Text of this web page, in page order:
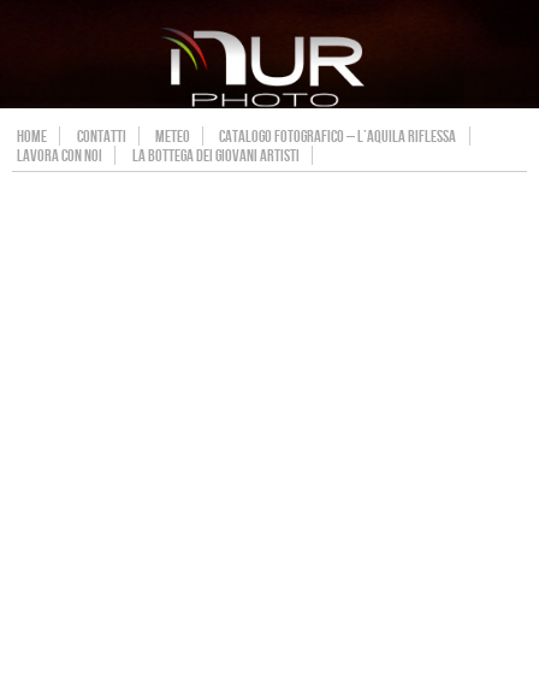
HOME CONTATTI METEO
CATALOGO FOTOGRAFICO – L’AQUILA RIFLESSA
LAVORA CON NOI
LA BOTTEGA DEI GIOVANI ARTISTI